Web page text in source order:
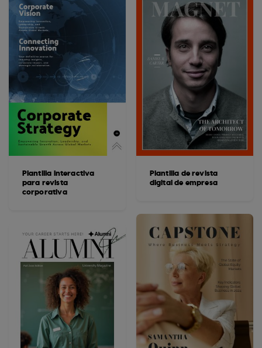
Plantilla interactiva
para revista
corporativa
Plantilla de revista
digital de empresa